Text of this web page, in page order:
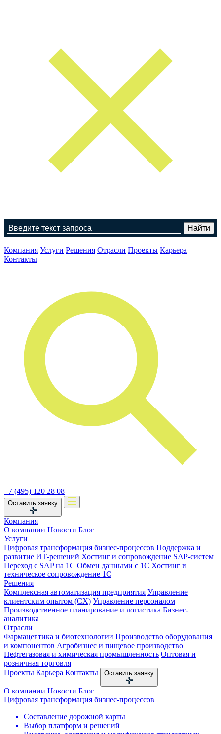
Компания Услуги Решения Отрасли Проекты Карьера
Контакты
+7 (495) 120 28 08
Оставить заявку
Компания
О компании Новости Блог
Услуги
Цифровая трансформация бизнес-процессов Поддержка и
развитие ИТ-решений Хостинг и сопровождение SAP-систем
Переход с SAP на 1С Обмен данными с 1С Хостинг и
техническое сопровождение 1С
Решения
Комплексная автоматизация предприятия Управление
клиентским опытом (CX) Управление персоналом
Производственное планирование и логистика Бизнес-
аналитика
Отрасли
Фармацевтика и биотехнологии Производство оборудования
и компонентов Агробизнес и пищевое производство
Нефтегазовая и химическая промышленность Оптовая и
розничная торговля
Проекты Карьера Контакты Оставить заявку
О компании Новости Блог
Цифровая трансформация бизнес-процессов
Составление дорожной карты
Выбор платформ и решений